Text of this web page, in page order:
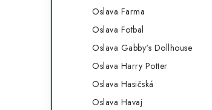
Oslava Farma
Oslava Fotbal
Oslava Gabby's Dollhouse
Oslava Harry Potter
Oslava Hasičská
Oslava Havaj